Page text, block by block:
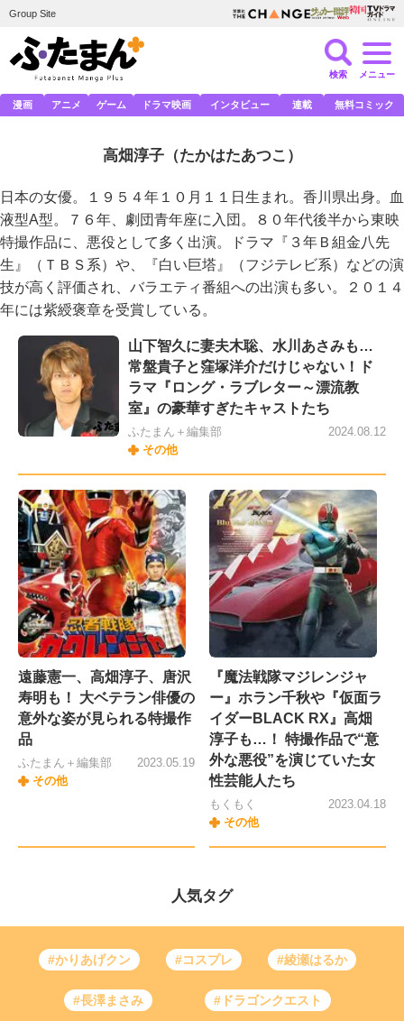
Group Site
検索 メニュー
漫画 アニメ ゲーム ドラマ映画 インタビュー 連載 無料コミック
高畑淳子（たかはたあつこ）
日本の女優。１９５４年１０月１１日生まれ。香川県出身。血
液型A型。７６年、劇団青年座に入団。８０年代後半から東映
特撮作品に、悪役として多く出演。ドラマ『３年Ｂ組金八先
生』（ＴＢＳ系）や、『白い巨塔』（フジテレビ系）などの演
技が高く評価され、バラエティ番組への出演も多い。２０１４
年には紫綬褒章を受賞している。
山下智久に妻夫木聡、水川あさみも…
常盤貴子と窪塚洋介だけじゃない！ド
ラマ『ロング・ラブレター～漂流教
室』の豪華すぎたキャストたち
ふたまん＋編集部
その他
2024.08.12
遠藤憲一、高畑淳子、唐沢
寿明も！ 大ベテラン俳優の
意外な姿が見られる特撮作
品
ふたまん＋編集部
その他
2023.05.19
『魔法戦隊マジレンジャ
ー』ホラン千秋や『仮面ラ
イダーBLACK RX』高畑
淳子も…！ 特撮作品で“意
外な悪役”を演じていた女
性芸能人たち
もくもく
その他
2023.04.18
人気タグ
#かりあげクン #コスプレ #綾瀬はるか
#長澤まさみ #ドラゴンクエスト